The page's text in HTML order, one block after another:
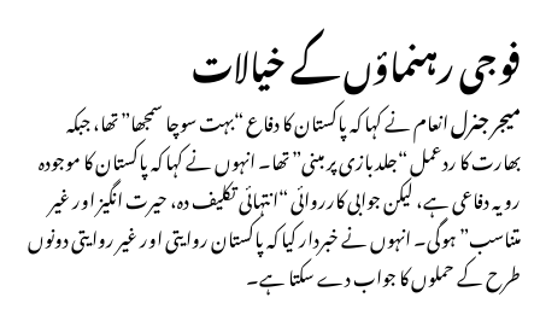
فوجی رہنماؤں کے خیالات
میجر جنرلانعام نے کہا کہ پاکستان کا دفاع “بہت سوچا سمجھا” تھا، جبکہ
بھارت کا ردعمل “جلدبازی پر مبنی” تھا۔ انہوں نے کہا کہ پاکستان کا موجودہ
رویہ دفاعی ہے، لیکن جوابی کارروائی “انتہائی تکلیف دہ، حیرت انگیز اور غیر
متناسب” ہوگی۔ انہوں نے خبردار کیا کہ پاکستان روایتی اور غیر روایتی دونوں
طرح کے حملوں کا جواب دے سکتا ہے۔